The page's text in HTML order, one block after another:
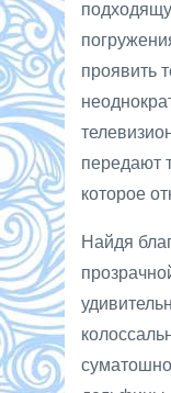
проявить
передают
которое
Найдя